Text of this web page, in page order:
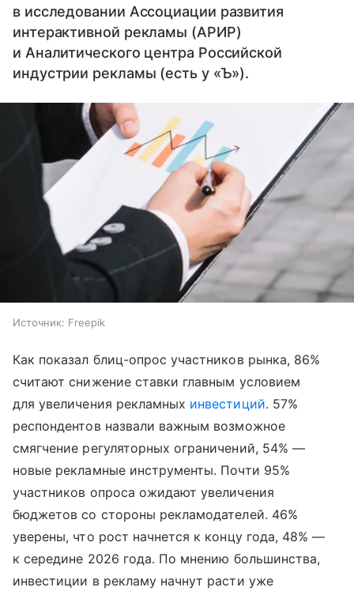
в исследовании Ассоциации развития
интерактивной рекламы (АРИР)
и Аналитического центра Российской
индустрии рекламы (есть у «Ъ»).
Источник: Freepik
Как показал блиц-опрос участников рынка, 86%
считают снижение ставки главным условием
для увеличения рекламных инвестиций. 57%
респондентов назвали важным возможное
смягчение регуляторных ограничений, 54% —
новые рекламные инструменты. Почти 95%
участников опроса ожидают увеличения
бюджетов со стороны рекламодателей. 46%
уверены, что рост начнется к концу года, 48% —
к середине 2026 года. По мнению большинства,
инвестиции в рекламу начнут расти уже